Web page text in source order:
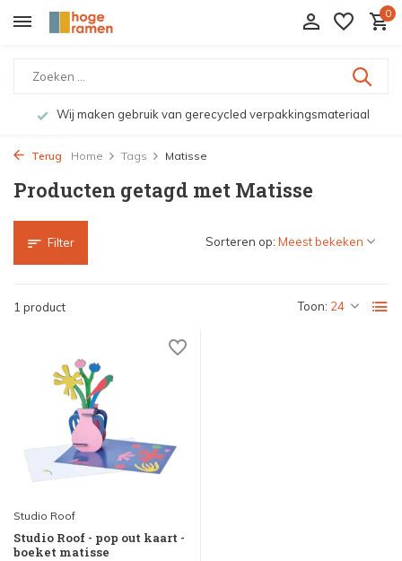
0
Wij maken gebruik van gerecycled verpakkingsmateriaal
Terug Home Tags Matisse
Producten getagd met Matisse
Filter
1 product Toon:
Sorteren op:
Studio Roof
Studio Roof - pop out kaart -
boeket matisse